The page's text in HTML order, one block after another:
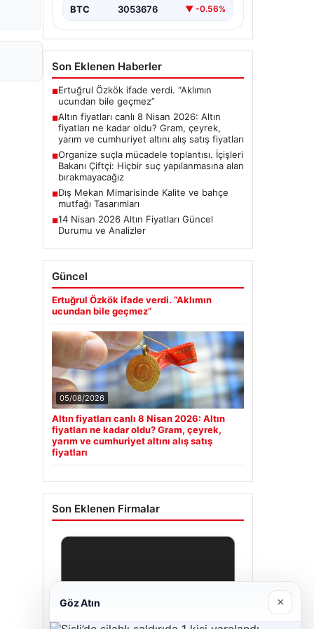
BTC 3053676 ▼ -0.56%
Son Eklenen Haberler
■Ertuğrul Özkök ifade verdi. “Aklımın
ucundan bile geçmez”
■Altın fiyatları canlı 8 Nisan 2026: Altın
fiyatları ne kadar oldu? Gram, çeyrek,
yarım ve cumhuriyet altını alış satış fiyatları
■Organize suçla mücadele toplantısı. İçişleri
Bakanı Çiftçi: Hiçbir suç yapılanmasına alan
bırakmayacağız
■Dış Mekan Mimarisinde Kalite ve bahçe
mutfağı Tasarımları
■14 Nisan 2026 Altın Fiyatları Güncel
Durumu ve Analizler
Güncel
Ertuğrul Özkök ifade verdi. “Aklımın
ucundan bile geçmez”
05/08/2026
Altın fiyatları canlı 8 Nisan 2026: Altın
fiyatları ne kadar oldu? Gram, çeyrek,
yarım ve cumhuriyet altını alış satış
fiyatları
Son Eklenen Firmalar
Göz Atın ×